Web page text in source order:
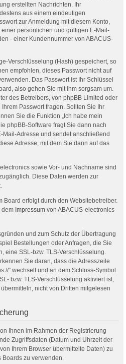
erstellten Nachrichten. Ihr
aus einem eindeutigen
zur Anmeldung mit diesem Konto,
persönlichen und gültigen E-Mail-
- einer Kundennummer von ABACUS-
Verschlüsselung (Hash) gespeichert, so
empfohlen, dieses Passwort nicht auf
Das Passwort ist Ihr Schlüssel
also gehen Sie mit ihm sorgsam um.
des Betreibers, von phpBB Limited oder
Passwort fragen. Sollten Sie Ihr
Sie die Funktion „Ich habe mein
phpBB-Software fragt Sie dann nach
Mail-Adresse und sendet anschließend
Adresse, mit dem Sie dann auf das
sowie Vor- und Nachname sind
Diese Daten werden zur
Board erfolgt durch den Websitebetreiber.
dem Impressum von ABACUS-electronics
und zum Schutz der Übertragung
Bestellungen oder Anfragen, die Sie
eine SSL-bzw. TLS-Verschlüsselung.
Sie daran, dass die Adresszeile
” wechselt und an dem Schloss-Symbol
bzw. TLS-Verschlüsselung aktiviert ist,
nicht von Dritten mitgelesen
Ihnen im Rahmen der Registrierung
Zugriffsdaten (Datum und Uhrzeit der
Ihrem Browser übermittelte Daten) zu
Boards zu verwenden.